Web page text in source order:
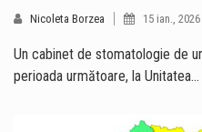
Nicoleta Borzea 15 ian., 2026
Un cabinet de stomatologie de
perioada următoare, la Unitatea…